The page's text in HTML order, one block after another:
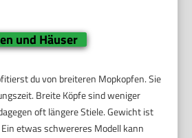
und Häuser
du von breiteren Mopkopfen. Sie
Breite Köpfe sind weniger
oft längere Stiele. Gewicht ist
etwas schwereres Modell kann